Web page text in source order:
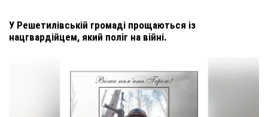
У Решетилівській громаді прощаються із
нацгвардійцем, який поліг на війні.